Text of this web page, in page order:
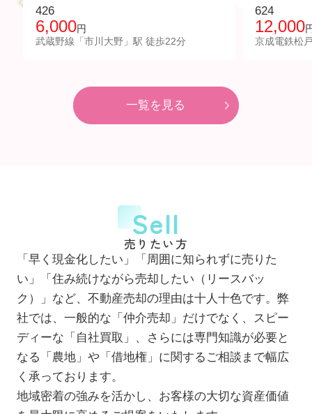
426
6,000円
武蔵野線「市川大野」駅 徒歩22分
624
12,000
京成電鉄松
一覧を見る
Sell
売りたい方
「早く現金化したい」「周囲に知られずに売りた
い」「住み続けながら売却したい（リースバッ
ク）」など、不動産売却の理由は十人十色です。弊
社では、一般的な「仲介売却」だけでなく、スピー
ディーな「自社買取」、さらには専門知識が必要と
なる「農地」や「借地権」に関するご相談まで幅広
く承っております。
地域密着の強みを活かし、お客様の大切な資産価値